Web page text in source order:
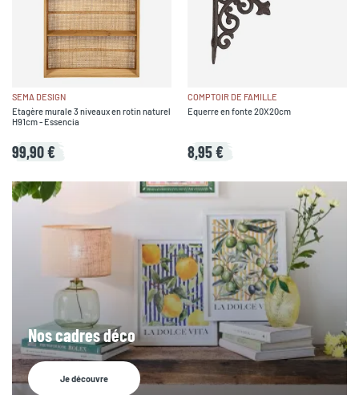
SEMA DESIGN
Etagère murale 3 niveaux en rotin naturel
H91cm - Essencia
99,90 €
COMPTOIR DE FAMILLE
Equerre en fonte 20X20cm
8,95 €
Nos cadres déco
Je découvre